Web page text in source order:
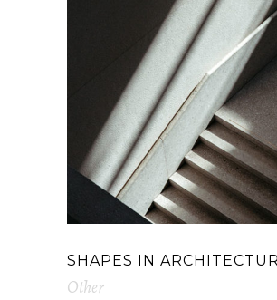
SHAPES IN
Other